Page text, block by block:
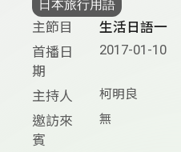
日本旅行用語
主節目
生活日語一
首播日
期
2017-01-10
主持人 柯明良
邀訪來
賓
無